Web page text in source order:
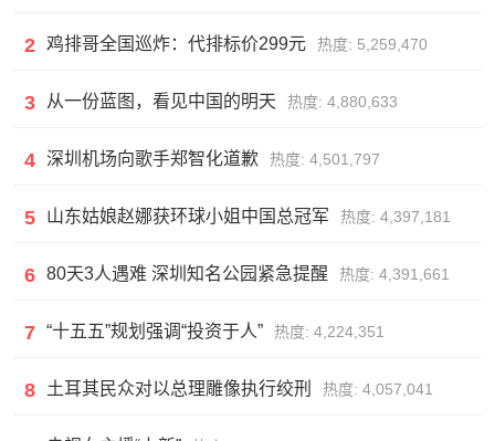
2 鸡排哥全国巡炸：代排标价299元 热度: 5,259,470
3 从一份蓝图，看见中国的明天 热度: 4,880,633
4 深圳机场向歌手郑智化道歉 热度: 4,501,797
5 山东姑娘赵娜获环球小姐中国总冠军 热度: 4,397,181
6 80天3人遇难 深圳知名公园紧急提醒 热度: 4,391,661
7 “十五五”规划强调“投资于人” 热度: 4,224,351
8 土耳其民众对以总理雕像执行绞刑 热度: 4,057,041